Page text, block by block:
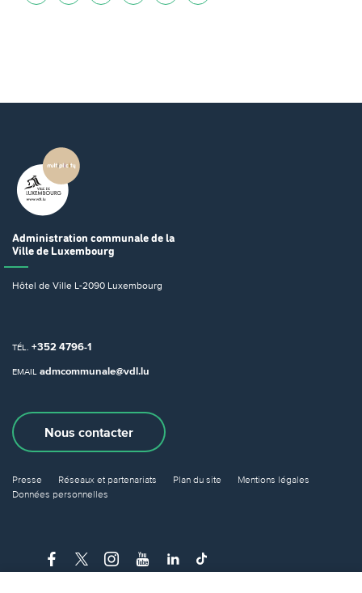
Administration communale de la
Ville de Luxembourg
Hôtel de Ville L-2090 Luxembourg
TÉL. +352 4796-1
EMAIL admcommunale@vdl.lu
Nous contacter
Presse Réseaux et partenariats Plan du site
Mentions légales
Données personnelles